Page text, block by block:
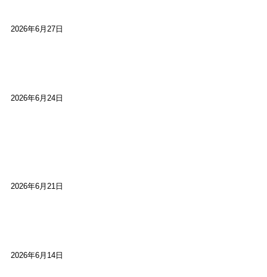
2026年6月27日
2026年6月24日
2026年6月21日
2026年6月14日